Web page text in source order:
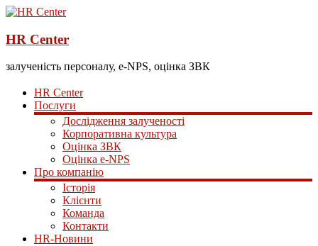
HR Center
залученість персоналу, e-NPS, оцінка ЗВК
HR Center
Послуги
Дослідження залученості
Корпоративна культура
Оцінка ЗВК
Оцінка e-NPS
Про компанію
Історія
Клієнти
Команда
Контакти
HR-Новини